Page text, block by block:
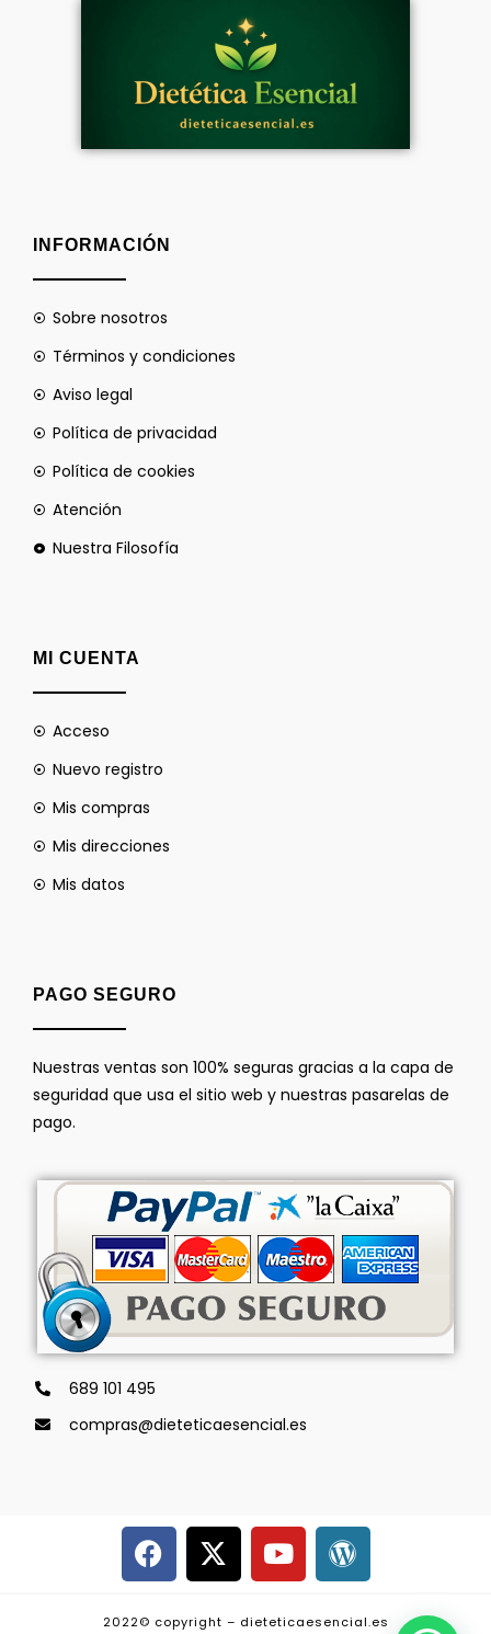
INFORMACIÓN
Sobre nosotros
Términos y condiciones
Aviso legal
Política de privacidad
Política de cookies
Atención
Nuestra Filosofía
MI CUENTA
Acceso
Nuevo registro
Mis compras
Mis direcciones
Mis datos
PAGO SEGURO
Nuestras ventas son 100% seguras gracias a la capa de
seguridad que usa el sitio web y nuestras pasarelas de
pago.
689 101 495
compras@dieteticaesencial.es
2022© copyright – dieteticaesencial.es